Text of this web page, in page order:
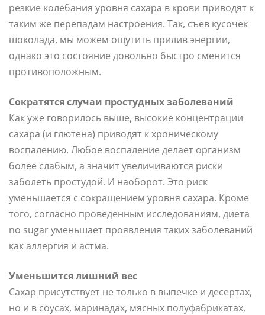
резкие колебания уровня сахара в крови приводят к
таким же перепадам настроения. Так, съев кусочек
шоколада, мы можем ощутить прилив энергии,
однако это состояние довольно быстро сменится
противоположным.
Сократятся случаи простудных заболеваний
Как уже говорилось выше, высокие концентрации
сахара (и глютена) приводят к хроническому
воспалению. Любое воспаление делает организм
более слабым, а значит увеличиваются риски
заболеть простудой. И наоборот. Это риск
уменьшается с сокращением уровня сахара. Кроме
того, согласно проведенным исследованиям, диета
no sugar уменьшает проявления таких заболеваний
как аллергия и астма.
Уменьшится лишний вес
Сахар присутствует не только в выпечке и десертах,
но и в соусах, маринадах, мясных полуфабрикатах,